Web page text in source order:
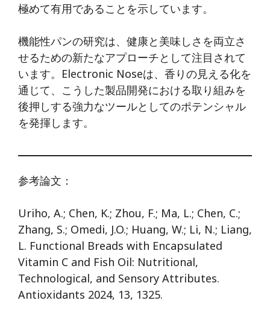
極めて有用であることを示しています。
機能性パンの研究は、健康と美味しさを両立さ
せるための新たなアプローチとして注目されて
います。Electronic Noseは、香りの見える化を
通じて、こうした製品開発における取り組みを
後押しする強力なツールとしてのポテンシャル
を発揮します。
参考論文：
Uriho, A.; Chen, K.; Zhou, F.; Ma, L.; Chen, C.;
Zhang, S.; Omedi, J.O.; Huang, W.; Li, N.; Liang,
L. Functional Breads with Encapsulated
Vitamin C and Fish Oil: Nutritional,
Technological, and Sensory Attributes.
Antioxidants 2024, 13, 1325.